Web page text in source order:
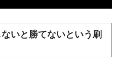
いと勝てないという刷